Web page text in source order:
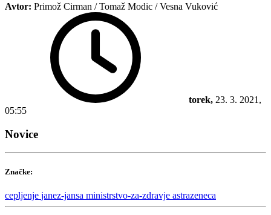
Avtor: Primož Cirman / Tomaž Modic / Vesna Vuković
torek, 23. 3. 2021,
05:55
Novice
Značke:
cepljenje janez-jansa ministrstvo-za-zdravje astrazeneca